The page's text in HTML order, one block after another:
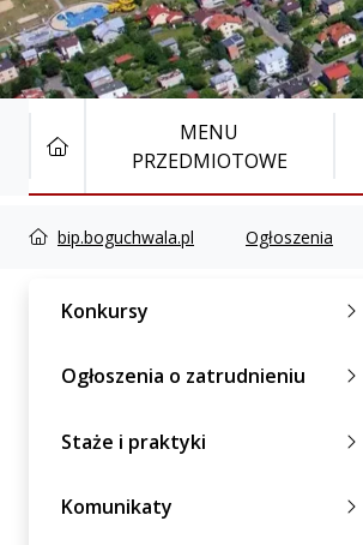
STRONA GŁÓWNAMENU
PRZEDMIOTOWE
bip.boguchwala.pl Ogłoszenia
Konkursy
Ogłoszenia o zatrudnieniu
Staże i praktyki
Komunikaty